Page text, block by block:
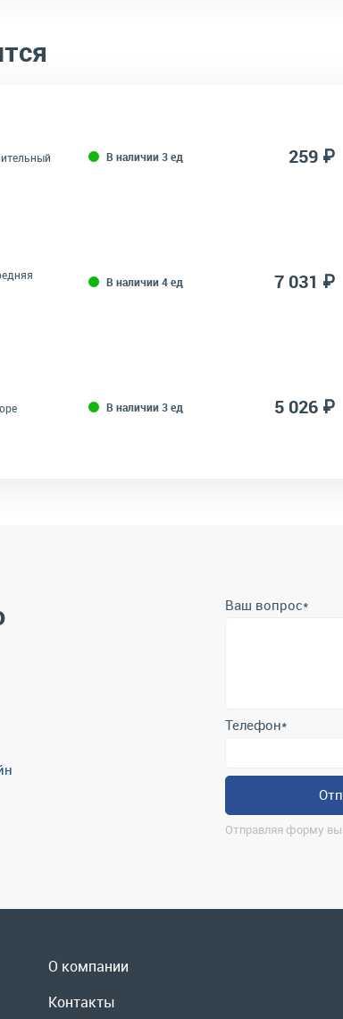
В наличии 3 ед 259 ₽
В наличии 4 ед 7 031 ₽
В наличии 3 ед 5 026 ₽
Ваш вопрос*
О компании